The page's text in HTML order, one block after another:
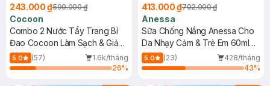
243.000 ₫590.000 ₫
Cocoon
Combo 2 Nước Tẩy Trang Bí
Đao Cocoon Làm Sạch & Giảm
Dầu 500ml
5.0 (57)
1.6k/tháng
26%
413.000 ₫702.000 ₫
Anessa
Sữa Chống Nắng Anessa Cho
Da Nhạy Cảm & Trẻ Em 60ml
(Mới)
5.0 (23)
428/tháng
43%